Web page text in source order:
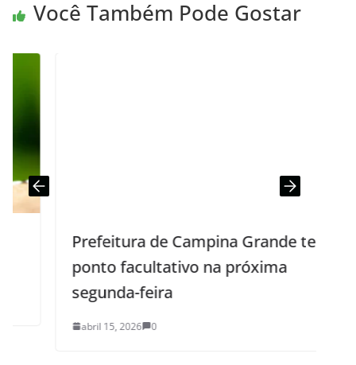
Você Também Pode Gostar
Prefeitura de Campina Grande terá
ponto facultativo na próxima
segunda-feira
abril 15, 2026 0